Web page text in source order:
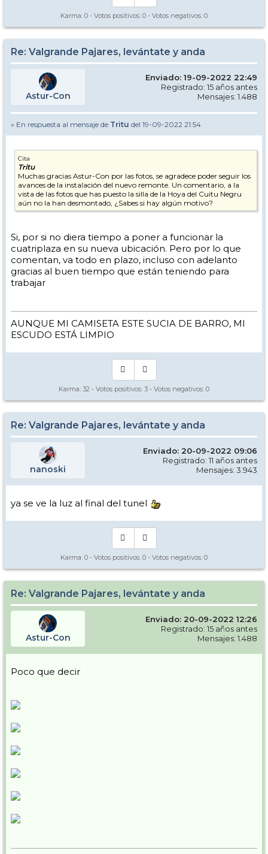
Karma: 0 - Votos positivos: 0 - Votos negativos: 0
Re: Valgrande Pajares, levántate y anda
Astur-Con
Enviado: 19-09-2022 22:49
Registrado: 15 años antes
Mensajes: 1.488
» En respuesta al mensaje de Tritu del 19-09-2022 21:54
Cita
Tritu
Muchas gracias Astur-Con por las fotos, se agradece poder seguir los
avances de la instalación del nuevo remonte. Un comentario, a la
vista de las fotos que has puesto la silla de la Hoya del Cuitu Negru
aún no la han desmontado, ¿Sabes si hay algún motivo?
Si, por si no diera tiempo a poner a funcionar la
cuatriplaza en su nueva ubicación. Pero por lo que
comentan, va todo en plazo, incluso con adelanto
gracias al buen tiempo que están teniendo para
trabajar
AUNQUE MI CAMISETA ESTE SUCIA DE BARRO, MI
ESCUDO ESTÁ LIMPIO
Karma: 32 - Votos positivos: 3 - Votos negativos: 0
Re: Valgrande Pajares, levántate y anda
nanoski
Enviado: 20-09-2022 09:06
Registrado: 11 años antes
Mensajes: 3.943
ya se ve la luz al final del tunel
Karma: 0 - Votos positivos: 0 - Votos negativos: 0
Re: Valgrande Pajares, levántate y anda
Astur-Con
Enviado: 20-09-2022 12:26
Registrado: 15 años antes
Mensajes: 1.488
Poco que decir